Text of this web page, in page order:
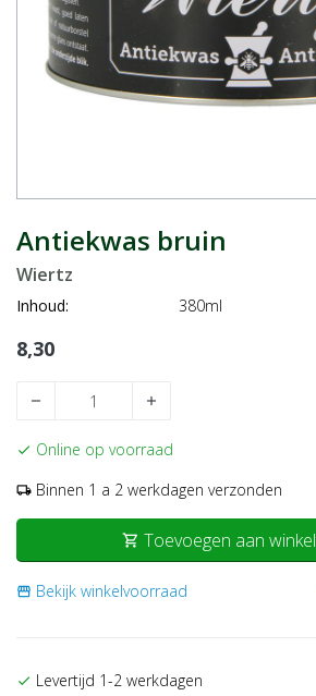
Antiekwas bruin
Wiertz
Inhoud: 380ml
8,30
remove add
check Online op voorraad
local_shipping Binnen 1 a 2 werkdagen verzonden
shopping_cart Toevoegen aan
storefront Bekijk winkelvoorraad
check Levertijd 1-2 werkdagen